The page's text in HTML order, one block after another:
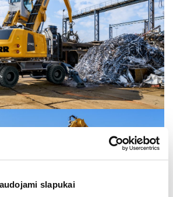
slapukai
KARJERAS IESPĒJAS
APIE MUS
KONTAKTI